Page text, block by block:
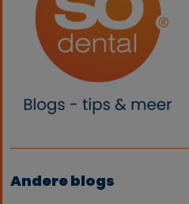
Andere blogs